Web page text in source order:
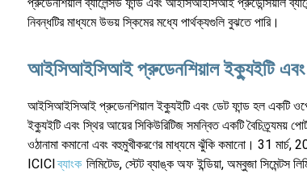
নিবন্ধটির মাধ্যমে উভয় স্কিমের মধ্যে পার্থক্যগুলি বুঝতে পারি।
আইসিআইসিআই প্রুডেনশিয়াল ইক্যুইটি এবং
আইসিআইসিআই প্রুডেনশিয়াল ইক্যুইটি এবং ডেট ফান্ড হল একটি
ইক্যুইটি এবং স্থির আয়ের সিকিউরিটিজ সমন্বিত একটি বৈচিত্র্যময়
ওঠানামা কমানো এবং বহুমুখীকরণের মাধ্যমে ঝুঁকি কমানো। 31 মার্চ,
ICICIব্যাংক লিমিটেড, স্টেট ব্যাঙ্ক অফ ইন্ডিয়া, অম্বুজা সিমেন্টস